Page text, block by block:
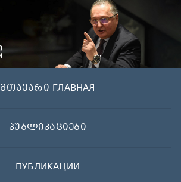
მთავარი ГЛАВНАЯ
პუბლიკაციები
ПУБЛИКАЦИИ